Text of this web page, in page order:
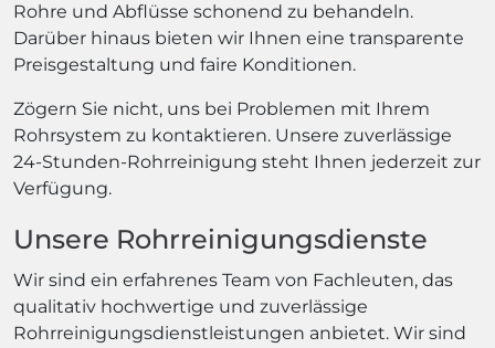
Rohre und Abflüsse schonend zu behandeln.
Darüber hinaus bieten wir Ihnen eine transparente
Preisgestaltung und faire Konditionen.
Zögern Sie nicht, uns bei Problemen mit Ihrem
Rohrsystem zu kontaktieren. Unsere zuverlässige
24-Stunden-Rohrreinigung steht Ihnen jederzeit zur
Verfügung.
Unsere Rohrreinigungsdienste
Wir sind ein erfahrenes Team von Fachleuten, das
qualitativ hochwertige und zuverlässige
Rohrreinigungsdienstleistungen anbietet. Wir sind